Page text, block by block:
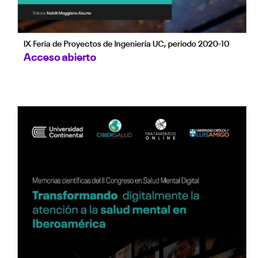
IX Feria de Proyectos de Ingeniería UC, periodo 2020-10
Acceso abierto